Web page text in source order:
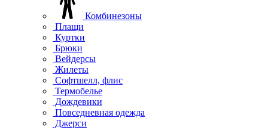
Комбинезоны
Плащи
Куртки
Брюки
Вейдерсы
Жилеты
Софтшелл, флис
Термобелье
Дождевики
Повседневная одежда
Джерси